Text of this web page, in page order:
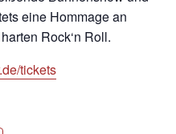
eine Hommage an
Rock‘n Roll.
tickets